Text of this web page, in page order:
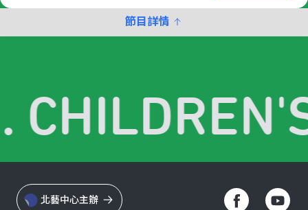
節目詳情
北藝中心主辦